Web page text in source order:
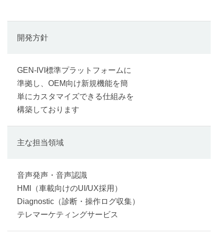
開発方針
GEN-IVI標準プラットフォームに
準拠し、OEM向け新規機能を簡
単にカスタマイズできる仕組みを
構築しております
主な担当領域
音声発声・音声認識
HMI（車載向けのUI/UX採用）
Diagnostic（診断・操作ログ収集）
テレマーケティングサービス